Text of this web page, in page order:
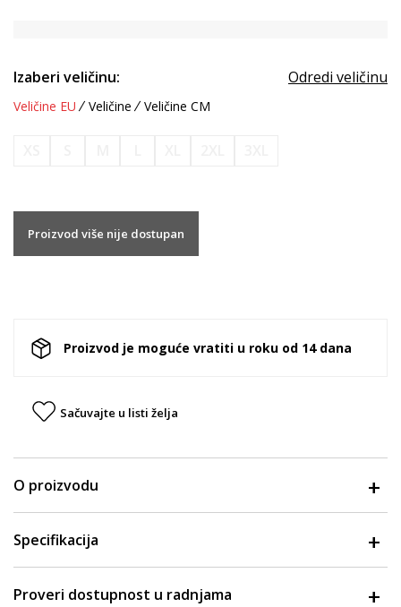
Izaberi veličinu: Odredi veličinu
Veličine EU Veličine Veličine CM
Proizvod više nije dostupan
Proizvod je moguće vratiti u roku od 14 dana
Sačuvajte u listi želja
O proizvodu
Specifikacija
Proveri dostupnost u radnjama